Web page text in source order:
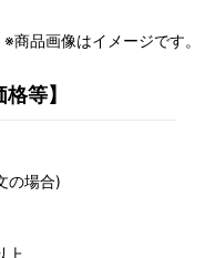
※商品画像はイメージです。
等】
場合)